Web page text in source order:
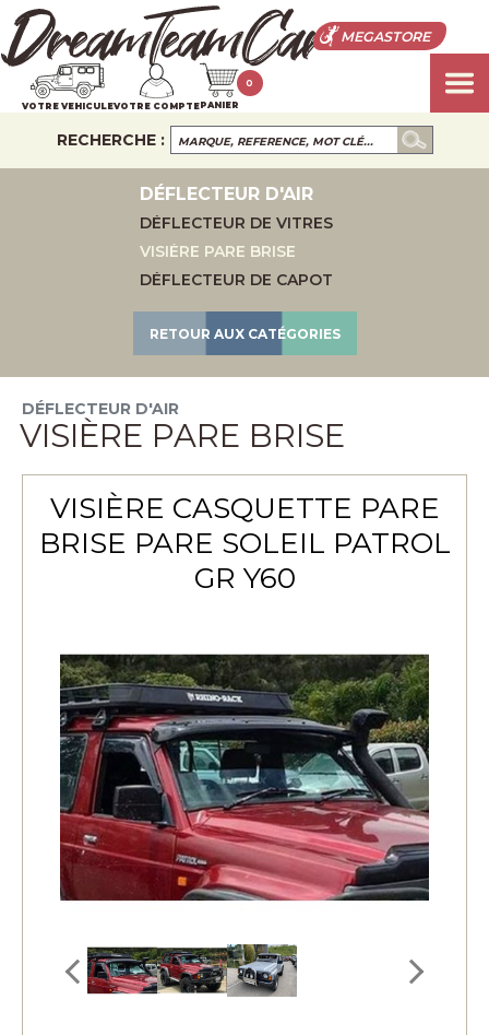
MEGASTORE
VOTRE VEHICULEVOTRE COMPTEPANIER
0
RECHERCHE :
DÉFLECTEUR D'AIR
DÉFLECTEUR DE VITRES
VISIÈRE PARE BRISE
DÉFLECTEUR DE CAPOT
RETOUR AUX CATÉGORIES
DÉFLECTEUR D'AIR
VISIÈRE PARE BRISE
VISIÈRE CASQUETTE PARE
BRISE PARE SOLEIL PATROL
GR Y60